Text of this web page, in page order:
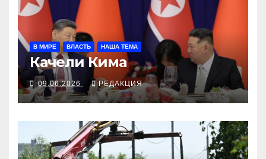
В МИРЕ ВЛАСТЬ НАША ТЕМА
Качели Кима
09.06.2026 РЕДАКЦИЯ